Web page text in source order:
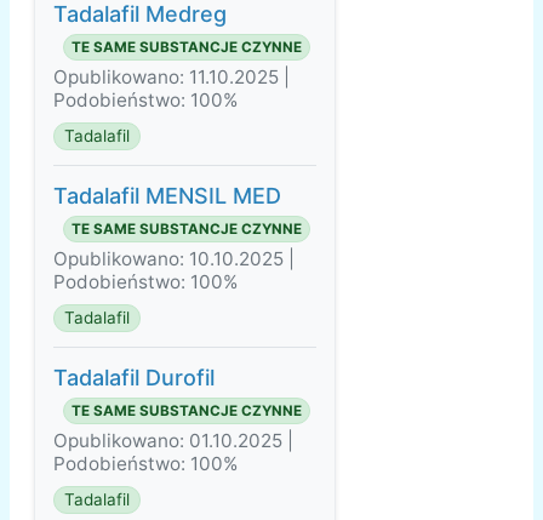
Tadalafil Medreg
TE SAME SUBSTANCJE CZYNNE
Opublikowano: 11.10.2025 |
Podobieństwo: 100%
Tadalafil
Tadalafil MENSIL MED
TE SAME SUBSTANCJE CZYNNE
Opublikowano: 10.10.2025 |
Podobieństwo: 100%
Tadalafil
Tadalafil Durofil
TE SAME SUBSTANCJE CZYNNE
Opublikowano: 01.10.2025 |
Podobieństwo: 100%
Tadalafil